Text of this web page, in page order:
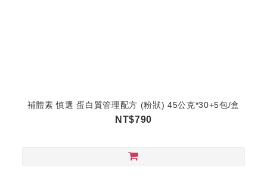
補體素 慎選 蛋白質管理配方 (粉狀) 45公克*30+5包/盒
NT$790